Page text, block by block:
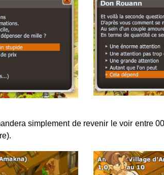
simplement de revenir le voir entre